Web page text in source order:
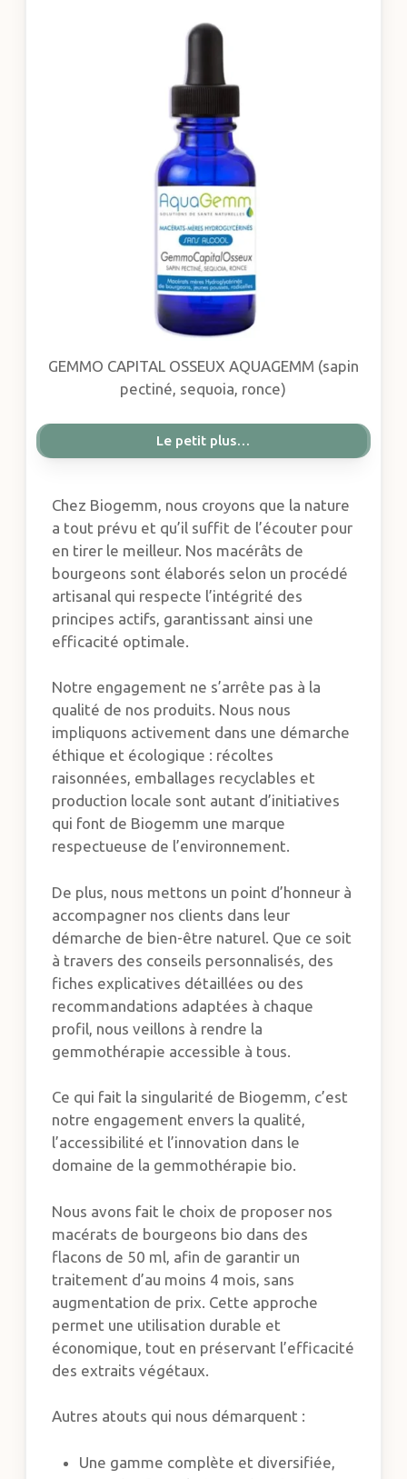
GEMMO CAPITAL OSSEUX AQUAGEMM (sapin
pectiné, sequoia, ronce)
Le petit plus…
Chez Biogemm, nous croyons que la nature
a tout prévu et qu’il suffit de l’écouter pour
en tirer le meilleur. Nos macérâts de
bourgeons sont élaborés selon un procédé
artisanal qui respecte l’intégrité des
principes actifs, garantissant ainsi une
efficacité optimale.
Notre engagement ne s’arrête pas à la
qualité de nos produits. Nous nous
impliquons activement dans une démarche
éthique et écologique : récoltes
raisonnées, emballages recyclables et
production locale sont autant d’initiatives
qui font de Biogemm une marque
respectueuse de l’environnement.
De plus, nous mettons un point d’honneur à
accompagner nos clients dans leur
démarche de bien-être naturel. Que ce soit
à travers des conseils personnalisés, des
fiches explicatives détaillées ou des
recommandations adaptées à chaque
profil, nous veillons à rendre la
gemmothérapie accessible à tous.
Ce qui fait la singularité de Biogemm, c’est
notre engagement envers la qualité,
l’accessibilité et l’innovation dans le
domaine de la gemmothérapie bio.
Nous avons fait le choix de proposer nos
macérats de bourgeons bio dans des
flacons de 50 ml, afin de garantir un
traitement d’au moins 4 mois, sans
augmentation de prix. Cette approche
permet une utilisation durable et
économique, tout en préservant l’efficacité
des extraits végétaux.
Autres atouts qui nous démarquent :
Une gamme complète et diversifiée,